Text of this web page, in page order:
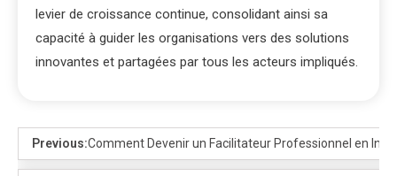
levier de croissance continue, consolidant ainsi sa
capacité à guider les organisations vers des solutions
innovantes et partagées par tous les acteurs impliqués.
Previous:Comment Devenir un Facilitateur Professionnel en